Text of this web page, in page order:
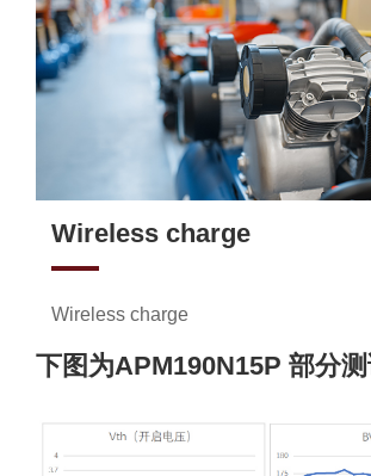
Wireless charge
Wireless charge
下图为APM190N15P 部分